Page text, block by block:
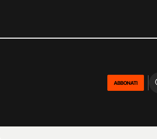
ABBONATI